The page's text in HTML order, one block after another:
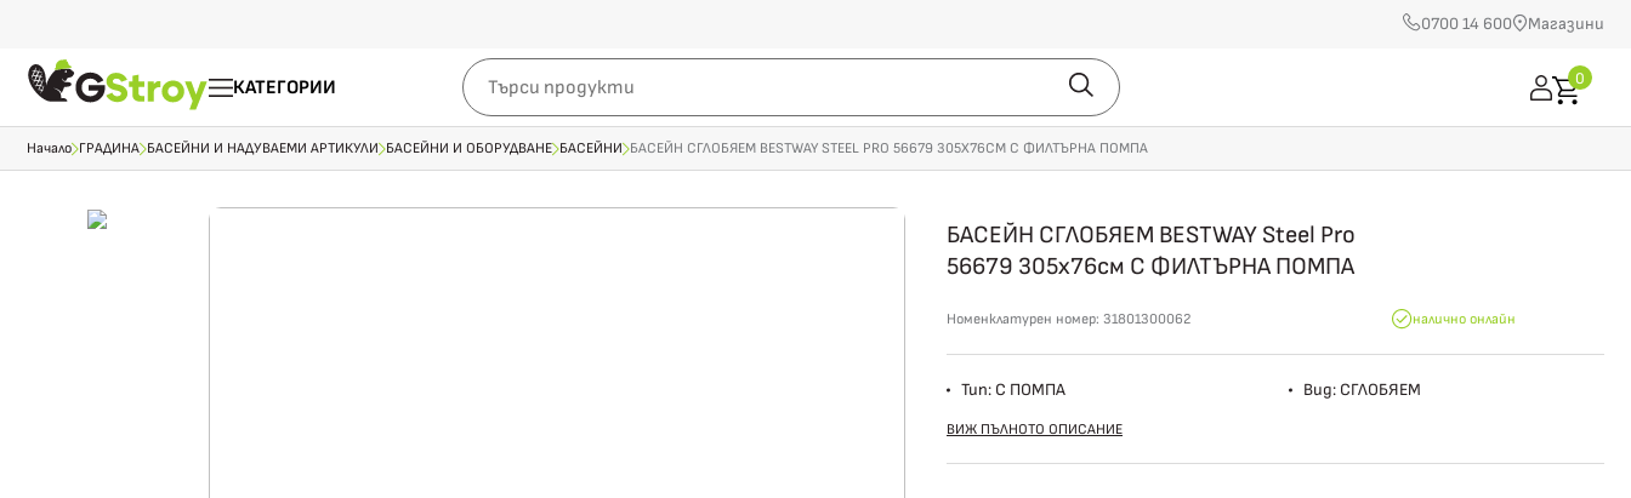
0700 14 600 Магазини
КАТЕГОРИИ 0
Начало ГРАДИНА БАСЕЙНИ И НАДУВАЕМИ АРТИКУЛИ БАСЕЙНИ И ОБОРУДВАНЕ БАСЕЙНИ БАСЕЙН СГЛОБЯЕМ BESTWAY STEEL PRO 56679 305X76СМ С ФИЛТЪРНА ПОМПА
БАСЕЙН СГЛОБЯЕМ BESTWAY Steel Pro
56679 305x76см С ФИЛТЪРНА ПОМПА
Номенклатурен номер: 31801300062 налично онлайн
Тип: С ПОМПА Вид: СГЛОБЯЕМ
ВИЖ ПЪЛНОТО ОПИСАНИЕ